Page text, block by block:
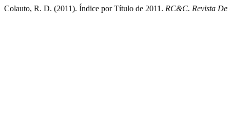
Colauto, R. D. (2011). Índice por Título de 2011. RC&C. Revista